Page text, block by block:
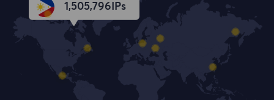
1,505,797IPs